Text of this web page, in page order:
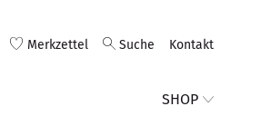
Merkzettel Suche Kontakt
SHOP